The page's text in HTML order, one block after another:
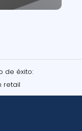
de éxito:
retail